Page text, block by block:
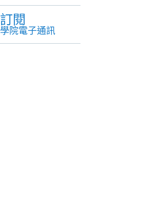
訂閱
學院電子通訊